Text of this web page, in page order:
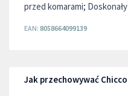
przed komarami;
EAN: 8058664099139
Jak przechowywać